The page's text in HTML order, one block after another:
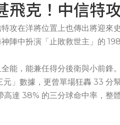
飛克！中信特
攻在洋將位置上也傳出將迎來
陣中扮演「止敗救世主」的
能，能兼任得分後衛與小前鋒
」數據，更曾單場狂轟 33 分
高達 38% 的三分球命中率，整